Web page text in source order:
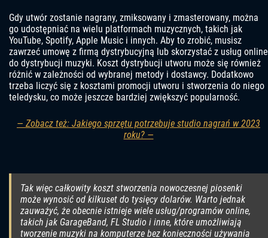
Gdy utwór zostanie nagrany, zmiksowany i zmasterowany, można
go udostępniać na wielu platformach muzycznych, takich jak
YouTube, Spotify, Apple Music i innych. Aby to zrobić, musisz
zawrzeć umowę z firmą dystrybucyjną lub skorzystać z usług online
do dystrybucji muzyki. Koszt dystrybucji utworu może się również
różnić w zależności od wybranej metody i dostawcy. Dodatkowo
trzeba liczyć się z kosztami promocji utworu i stworzenia do niego
teledysku, co może jeszcze bardziej zwiększyć popularność.
— Zobacz też: Jakiego sprzętu potrzebuje studio nagrań w 2023
roku? —
Tak więc całkowity koszt stworzenia nowoczesnej piosenki
może wynosić od kilkuset do tysięcy dolarów. Warto jednak
zauważyć, że obecnie istnieje wiele usług/programów online,
takich jak GarageBand, FL Studio i inne, które umożliwiają
tworzenie muzyki na komputerze bez konieczności używania